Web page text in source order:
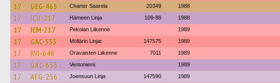
17 UEG-465 Charter Saarela 20349 1988
17 ICU-217 Hämeen Linja 109-88 1988
17 IEM-217 Pekolan Liikenne 1989
17 GAC-533 Möllärin Linjat 147575 1989
17 RVI-648 Oravaisten Liikenne 7011 1989
17 GAC-655 Ventoniemi 1989
17 AFG-256 Joensuun Linja 147590 1989